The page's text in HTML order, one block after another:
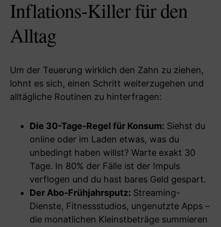
Inflations-Killer für den
Alltag
Um der Teuerung wirklich den Zahn zu ziehen,
lohnt es sich, einen Schritt weiterzugehen und
alltägliche Routinen zu hinterfragen:
Die 30-Tage-Regel für Konsum: Siehst du
online oder im Laden etwas, was du
unbedingt haben willst? Warte exakt 30
Tage. In 80% der Fälle ist der Impuls
verflogen und du hast bares Geld gespart.
Der Abo-Frühjahrsputz: Streaming-
Dienste, Fitnessstudios, ungenutzte Apps –
die monatlichen Kleinstbeträge summieren